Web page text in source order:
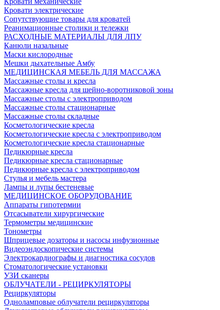
Кровати электрические
Сопутствующие товары для кроватей
Реанимационные столики и тележки
РАСХОДНЫЕ МАТЕРИАЛЫ ДЛЯ ЛПУ
Канюли назальные
Маски кислородные
Мешки дыхательные Амбу
МЕДИЦИНСКАЯ МЕБЕЛЬ ДЛЯ МАССАЖА
Массажные столы и кресла
Массажные кресла для шейно-воротниковой зоны
Массажные столы с электроприводом
Массажные столы стационарные
Массажные столы складные
Косметологические кресла
Косметологические кресла с электроприводом
Косметологические кресла стационарные
Педикюрные кресла
Педикюрные кресла стационарные
Педикюрные кресла с электроприводом
Стулья и мебель мастера
Лампы и лупы бестеневые
МЕДИЦИНСКОЕ ОБОРУДОВАНИЕ
Аппараты гипотермии
Отсасыватели хирургические
Термометры медицинские
Тонометры
Шприцевые дозаторы и насосы инфузионные
Видеоэндоскопические системы
Электрокардиографы и диагностика сосудов
Стоматологические установки
УЗИ сканеры
ОБЛУЧАТЕЛИ - РЕЦИРКУЛЯТОРЫ
Рециркуляторы
Одноламповые облучатели рециркуляторы